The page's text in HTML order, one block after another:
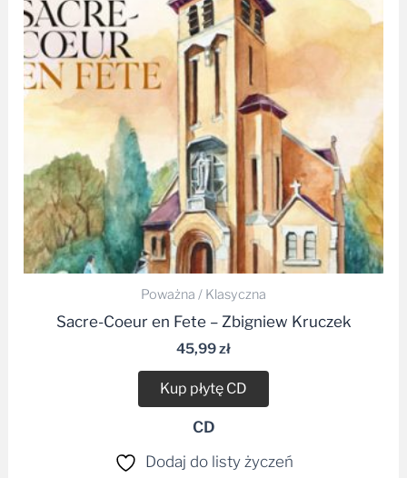
Poważna / Klasyczna
Sacre-Coeur en Fete – Zbigniew Kruczek
45,99zł
Kup płytę CD
CD
Dodaj do listy życzeń